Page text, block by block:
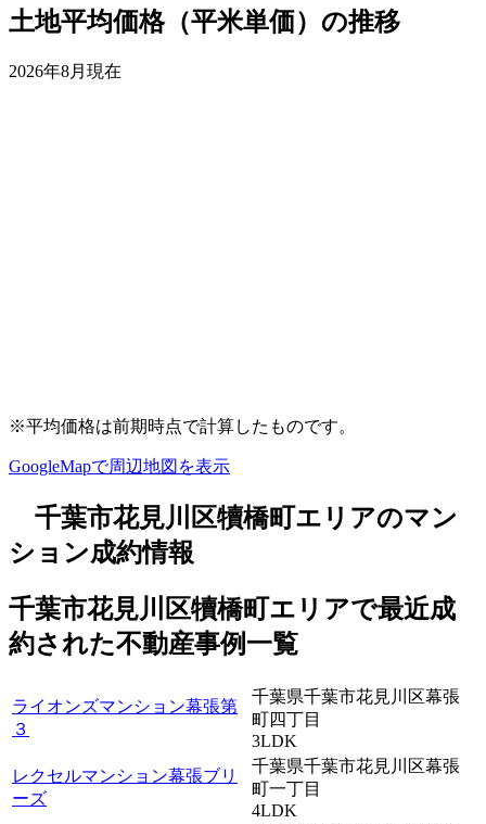
土地平均価格（平米単価）の推移
2026年8月現在
※平均価格は前期時点で計算したものです。
GoogleMapで周辺地図を表示
千葉市花見川区犢橋町エリアのマン
ション成約情報
千葉市花見川区犢橋町エリアで最近成
約された不動産事例一覧
ライオンズマンション幕張第
３
千葉県千葉市花見川区幕張
町四丁目
3LDK
レクセルマンション幕張ブリ
ーズ
千葉県千葉市花見川区幕張
町一丁目
4LDK